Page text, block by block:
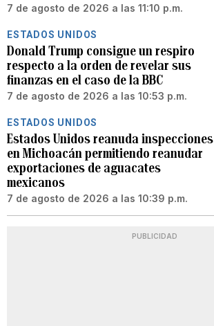
7 de agosto de 2026 a las 11:10 p.m.
ESTADOS UNIDOS
Donald Trump consigue un respiro
respecto a la orden de revelar sus
finanzas en el caso de la BBC
7 de agosto de 2026 a las 10:53 p.m.
ESTADOS UNIDOS
Estados Unidos reanuda inspecciones
en Michoacán permitiendo reanudar
exportaciones de aguacates
mexicanos
7 de agosto de 2026 a las 10:39 p.m.
PUBLICIDAD